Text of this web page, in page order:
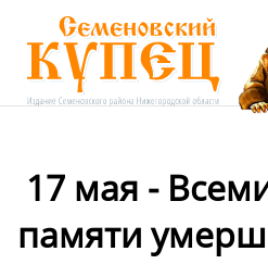
17 мая -
памяти